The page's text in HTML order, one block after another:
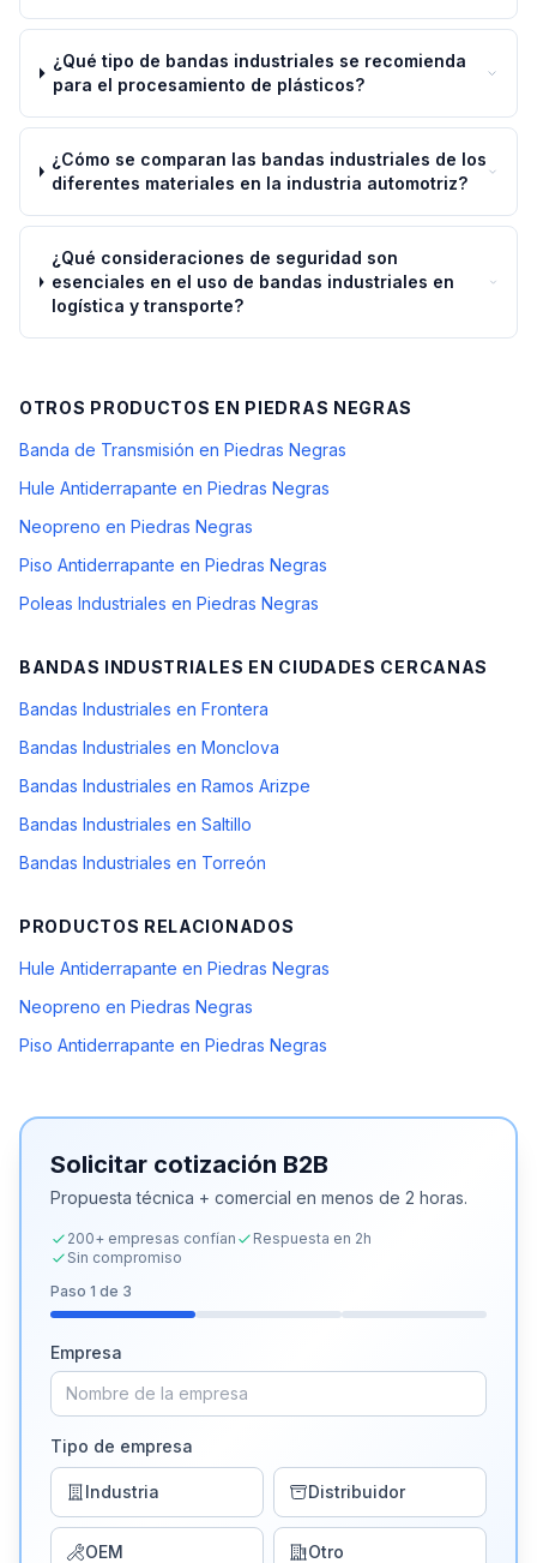
¿Qué tipo de bandas industriales se recomienda
para el procesamiento de plásticos?
¿Cómo se comparan las bandas industriales de los
diferentes materiales en la industria automotriz?
¿Qué consideraciones de seguridad son
esenciales en el uso de bandas industriales en
logística y transporte?
OTROS PRODUCTOS EN PIEDRAS NEGRAS
Banda de Transmisión en Piedras Negras
Hule Antiderrapante en Piedras Negras
Neopreno en Piedras Negras
Piso Antiderrapante en Piedras Negras
Poleas Industriales en Piedras Negras
BANDAS INDUSTRIALES EN CIUDADES CERCANAS
Bandas Industriales en Frontera
Bandas Industriales en Monclova
Bandas Industriales en Ramos Arizpe
Bandas Industriales en Saltillo
Bandas Industriales en Torreón
PRODUCTOS RELACIONADOS
Hule Antiderrapante en Piedras Negras
Neopreno en Piedras Negras
Piso Antiderrapante en Piedras Negras
Solicitar cotización B2B
Propuesta técnica + comercial en menos de 2 horas.
200+ empresas confían
Respuesta en 2h
Sin compromiso
Paso 1 de 3
Empresa
Tipo de empresa
Industria Distribuidor
OEM Otro